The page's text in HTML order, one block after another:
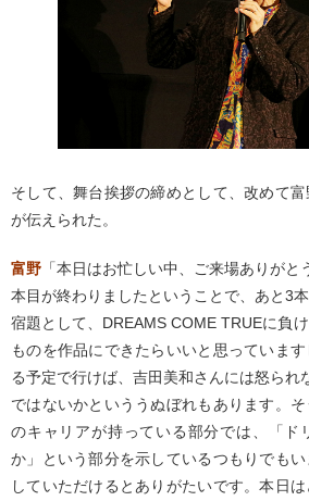
そして、舞台挨拶の締めとして、改めて
が伝えられた。
富野 「本日はお忙しい中、ご来場ありが
本目が終わりましたということで、あと3
宿題として、DREAMS COME TRUEに負
ものを作品にできたらいいと思っていま
る予定で行けば、吉田美和さんには怒られ
ではないかといううぬぼれもあります。
のキャリアが持っている部分では、「ド
か」という部分を示しているつもりでも
していただけるとありがたいです。本日